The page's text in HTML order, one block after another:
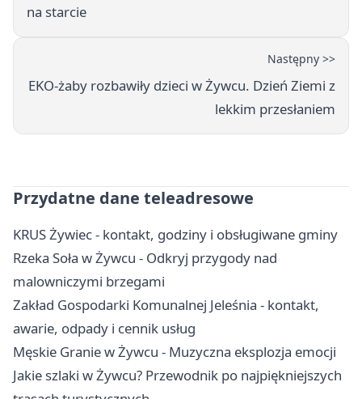
na starcie
Następny >>
EKO-żaby rozbawiły dzieci w Żywcu. Dzień Ziemi z
lekkim przesłaniem
Przydatne dane teleadresowe
KRUS Żywiec - kontakt, godziny i obsługiwane gminy
Rzeka Soła w Żywcu - Odkryj przygody nad
malowniczymi brzegami
Zakład Gospodarki Komunalnej Jeleśnia - kontakt,
awarie, odpady i cennik usług
Męskie Granie w Żywcu - Muzyczna eksplozja emocji
Jakie szlaki w Żywcu? Przewodnik po najpiękniejszych